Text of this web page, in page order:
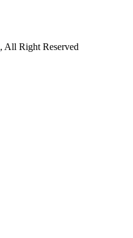
, All Right Reserved